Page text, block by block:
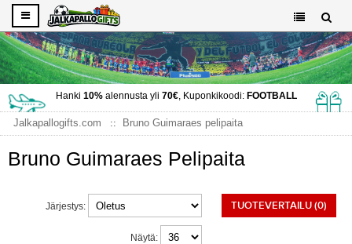
Hanki 10%alennusta yli 70€, Kuponkikoodi: FOOTBALL
Jalkapallogifts.com Bruno Guimaraes pelipaita
Bruno Guimaraes Pelipaita
TUOTEVERTAILU (0)
Järjestys:
Näytä: